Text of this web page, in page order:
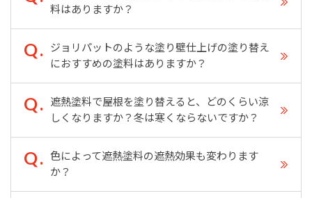
料はありますか？
ジョリパットのような塗り壁仕上げの塗り替え
におすすめの塗料はありますか？
遮熱塗料で屋根を塗り替えると、どのくらい涼
しくなりますか？冬は寒くならないですか？
色によって遮熱塗料の遮熱効果も変わります
か？